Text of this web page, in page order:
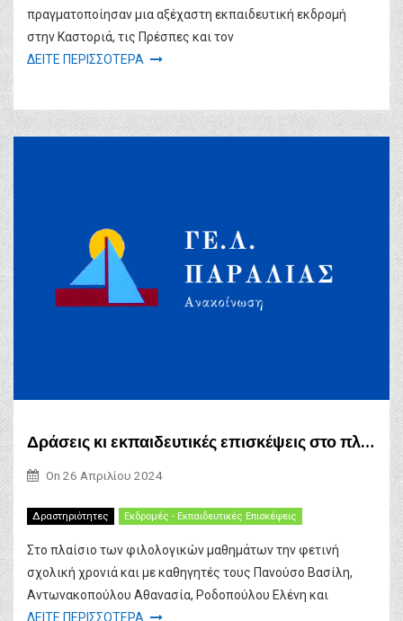
πραγματοποίησαν μια αξέχαστη εκπαιδευτική εκδρομή
στην Καστοριά, τις Πρέσπες και τον
ΔΕΙΤΕ ΠΕΡΙΣΣΟΤΕΡΑ
Δράσεις κι εκπαιδευτικές επισκέψεις στο πλαίσιο των φιλολογικών μαθημάτων
On 26 Απριλίου 2024
Δραστηριότητες Εκδρομές - Εκπαιδευτικές Επισκέψεις
Στο πλαίσιο των φιλολογικών μαθημάτων την φετινή
σχολική χρονιά και με καθηγητές τους Πανούσο Βασίλη,
Αντωνακοπούλου Αθανασία, Ροδοπούλου Ελένη και
ΔΕΙΤΕ ΠΕΡΙΣΣΟΤΕΡΑ